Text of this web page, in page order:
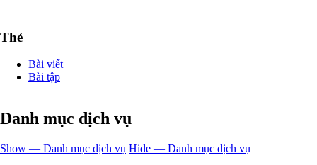
Thẻ
Bài viết
Bài tập
Danh mục dịch vụ
Show — Danh mục dịch vụ Hide — Danh mục dịch vụ